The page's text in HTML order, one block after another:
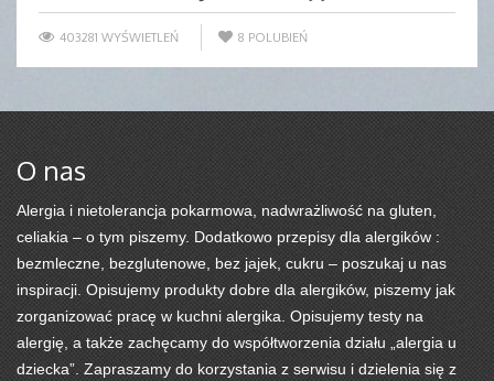
403281 WYŚWIETLEŃ 8 POLUBIEŃ
O nas
Alergia i nietolerancja pokarmowa, nadwrażliwość na gluten,
celiakia – o tym piszemy. Dodatkowo przepisy dla alergików :
bezmleczne, bezglutenowe, bez jajek, cukru – poszukaj u nas
inspiracji. Opisujemy produkty dobre dla alergików, piszemy jak
zorganizować pracę w kuchni alergika. Opisujemy testy na
alergię, a także zachęcamy do współtworzenia działu „alergia u
dziecka”. Zapraszamy do korzystania z serwisu i dzielenia się z